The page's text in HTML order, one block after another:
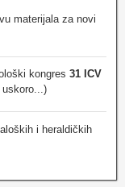
materijala za novi
kongres 31 ICV
i heraldičkih